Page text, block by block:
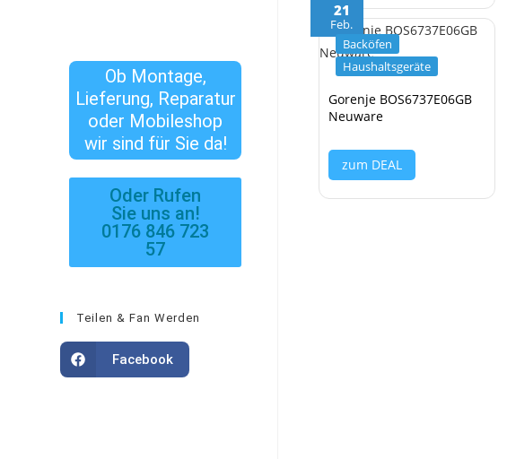
21
Feb.
Backöfen
Haushaltsgeräte
Gorenje BOS6737E06GB
Neuware
zum DEAL
Ob Montage,
Lieferung, Reparatur
oder Mobileshop
wir sind für Sie da!
Oder Rufen
Sie uns an!
0176 846 723
57
Teilen & Fan Werden
Facebook